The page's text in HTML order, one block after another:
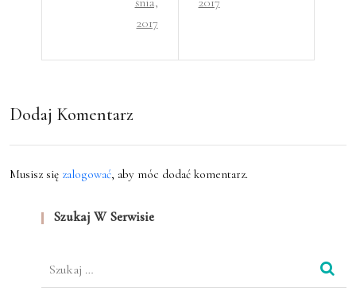
ciek
2017
nyc
Dodaj Komentarz
Musisz się zalogować, aby móc dodać komentarz.
Szukaj W Serwisie
Szukaj: